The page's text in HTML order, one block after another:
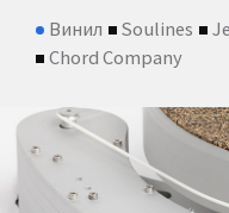
Винил Soulines
Chord Company